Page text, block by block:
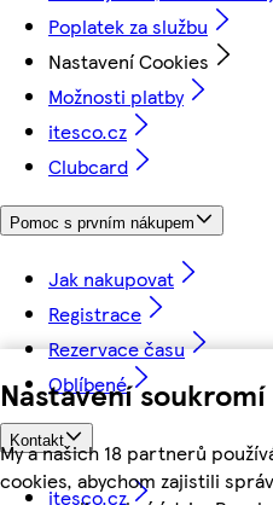
Nastavení
My a našich 18 partnerů
cookies, abychom zajistili
Poplatek za službu
Nastavení Cookies
Možnosti platby
itesco.cz
Clubcard
Pomoc s prvním nákupem
Jak nakupovat
Registrace
Rezervace času
Oblíbené
Kontakt
itesco.cz